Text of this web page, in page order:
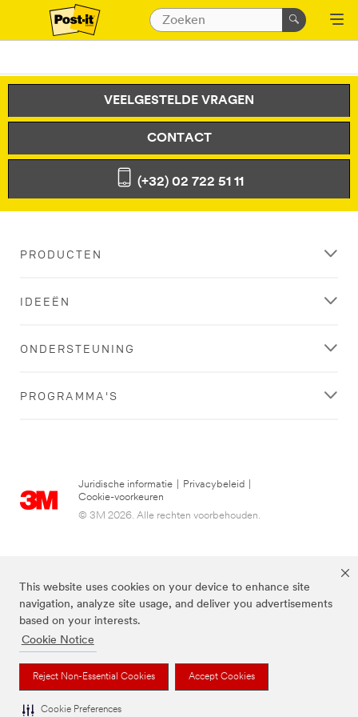
This website uses cookies on your device to enhance site
navigation, analyze site usage, and deliver you advertisements
based on your interests.
Cookie Notice
Reject Non-Essential Cookies Accept Cookies
Cookie Preferences
VEELGESTELDE VRAGEN
CONTACT
(+32) 02 722 51 11
PRODUCTEN
IDEEËN
ONDERSTEUNING
PROGRAMMA'S
Juridische informatie Privacybeleid
Cookie-voorkeuren
© 3M 2026. Alle rechten voorbehouden.
3M, Post-it® en de kleur Canary Yellow™ zijn handelsmerken van 3M.